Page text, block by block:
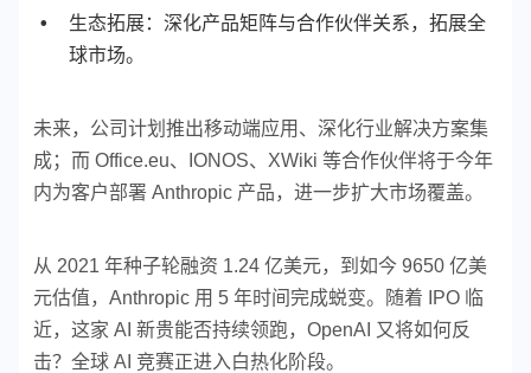
生态拓展：深化产品矩阵与合作伙伴关系，拓展全
球市场。
未来，公司计划推出移动端应用、深化行业解决方案集
成；而 Office.eu、IONOS、XWiki 等合作伙伴将于今年
内为客户部署 Anthropic 产品，进一步扩大市场覆盖。
从 2021 年种子轮融资 1.24 亿美元，到如今 9650 亿美
元估值，Anthropic 用 5 年时间完成蜕变。随着 IPO 临
近，这家 AI 新贵能否持续领跑，OpenAI 又将如何反
击？全球 AI 竞赛正进入白热化阶段。